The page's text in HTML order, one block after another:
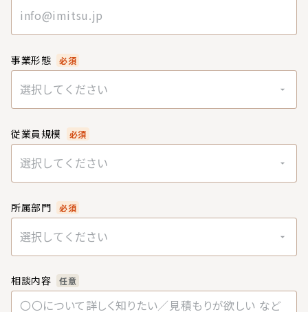
事業形態 必須
選択してください
従業員規模 必須
選択してください
所属部門 必須
選択してください
相談内容 任意